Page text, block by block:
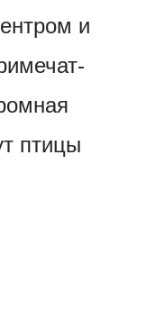
и
птицы